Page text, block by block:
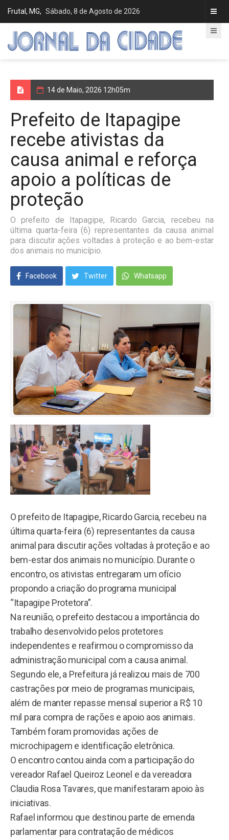
Frutal, MG, Sábado, 8 de Agosto de 2026
14 de Maio, 2026 12h05m
Prefeito de Itapagipe
recebe ativistas da
causa animal e reforça
apoio a políticas de
proteção
O prefeito de Itapagipe, Ricardo Garcia, recebeu na
última quarta-feira (6) representantes da causa animal
para discutir ações voltadas à proteção e ao bem-estar
dos animais no município.
Facebook Twitter Whatsapp
O prefeito de Itapagipe, Ricardo Garcia, recebeu na
última quarta-feira (6) representantes da causa
animal para discutir ações voltadas à proteção e ao
bem-estar dos animais no município. Durante o
encontro, os ativistas entregaram um ofício
propondo a criação do programa municipal
“Itapagipe Protetora”.
Na reunião, o prefeito destacou a importância do
trabalho desenvolvido pelos protetores
independentes e reafirmou o compromisso da
administração municipal com a causa animal.
Segundo ele, a Prefeitura já realizou mais de 700
castrações por meio de programas municipais,
além de manter repasse mensal superior a R$ 10
mil para compra de rações e apoio aos animais.
Também foram promovidas ações de
microchipagem e identificação eletrônica.
O encontro contou ainda com a participação do
vereador Rafael Queiroz Leonel e da vereadora
Claudia Rosa Tavares, que manifestaram apoio às
iniciativas.
Rafael informou que destinou parte de emenda
parlamentar para contratação de médicos